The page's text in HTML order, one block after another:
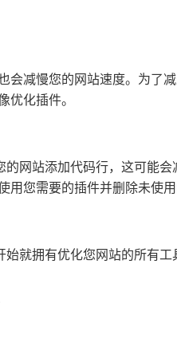
会减慢您的网站速度。为了
优化插件。
网站添加代码行，这可能
您需要的插件并删除未使用
就拥有优化您网站的所有工